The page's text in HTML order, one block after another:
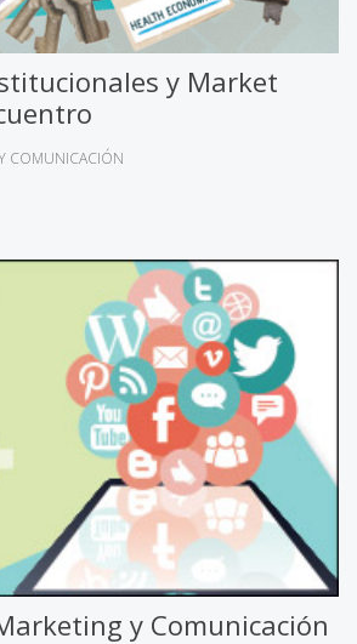
y Market
COMUNICACIÓN
y Comunicación